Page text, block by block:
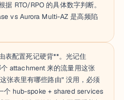
RTO/RPO 的具体数字判断。
vs Aurora Multi-AZ 是高频陷
表配置死记硬背**。光记住
attachment 来的流量用这张
张表里有哪些路由" 没用，必须
个 hub-spoke + shared services